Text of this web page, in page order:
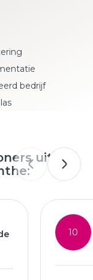
bedrijf
uit
10